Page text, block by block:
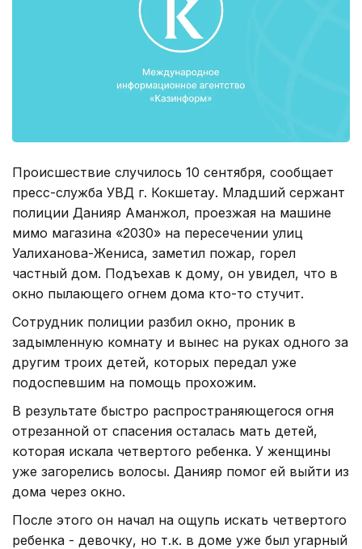
Происшествие случилось 10 сентября, сообщает
пресс-служба УВД г. Кокшетау. Младший сержант
полиции Данияр Аманжол, проезжая на машине
мимо магазина «2030» на пересечении улиц
Уалиханова-Жениса, заметил пожар, горел
частный дом. Подъехав к дому, он увидел, что в
окно пылающего огнем дома кто-то стучит.
Сотрудник полиции разбил окно, проник в
задымленную комнату и вынес на руках одного за
другим троих детей, которых передал уже
подоспевшим на помощь прохожим.
В результате быстро распространяющегося огня
отрезанной от спасения осталась мать детей,
которая искала четвертого ребенка. У женщины
уже загорелись волосы. Данияр помог ей выйти из
дома через окно.
После этого он начал на ощупь искать четвертого
ребенка - девочку, но т.к. в доме уже был угарный